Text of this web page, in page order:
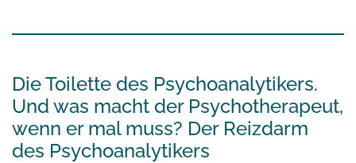
Die Toilette des Psychoanalytikers.
Und was macht der Psychotherapeut,
wenn er mal muss? Der Reizdarm
des Psychoanalytikers